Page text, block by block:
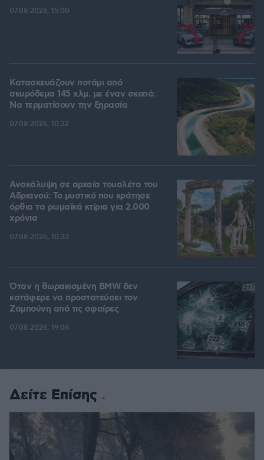
07.08.2026, 15:00
Κατασκευάζουν ποτάμι από
σκυρόδεμα 145 χλμ. με έναν σκοπό:
Να τερματίσουν την ξηρασία
07.08.2026, 10:32
Ανακάλυψη σε αρχαία τουαλέτα του
Αδριανού: Το μυστικό που κράτησε
όρθια τα ρωμαϊκά κτίρια για 2.000
χρόνια
07.08.2026, 10:33
Όταν η θωρακισμένη BMW δεν
κατάφερε να προστατεύσει τον
Ζαμπούνη από τις σφαίρες
07.08.2026, 19:08
Δείτε Επίσης